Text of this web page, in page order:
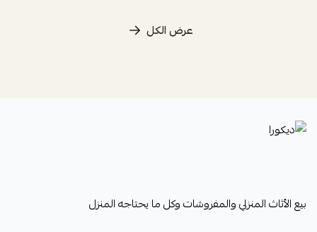
عرض الكل
ديكورا
بيع الأثاث المنزلي والمفروشات وكل ما يحتاجه المنزل